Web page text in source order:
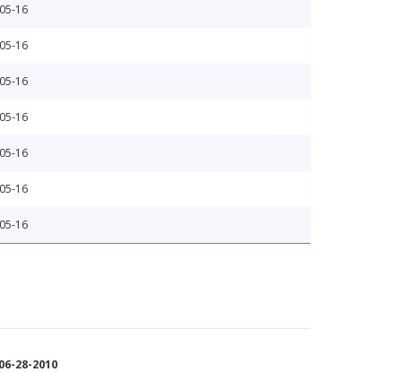
16
16
16
16
16
16
16
28-2010